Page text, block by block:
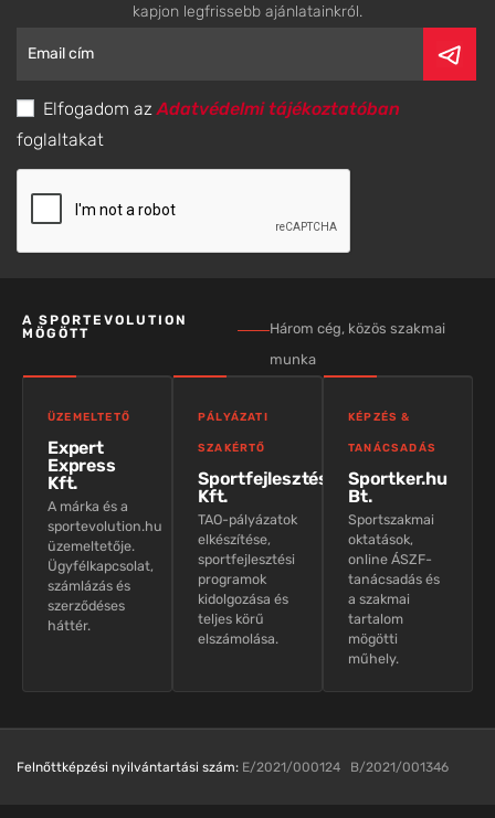
kapjon legfrissebb ajánlatainkról.
Elfogadom azAdatvédelmi tájékoztatóban
foglaltakat
A SPORTEVOLUTION
MÖGÖTT
Három cég, közös szakmai
munka
ÜZEMELTETŐ
Expert
Express
Kft.
A márka és a
sportevolution.hu
üzemeltetője.
Ügyfélkapcsolat,
számlázás és
szerződéses
háttér.
PÁLYÁZATI
SZAKÉRTŐ
Sportfejlesztés
Kft.
TAO-pályázatok
elkészítése,
sportfejlesztési
programok
kidolgozása és
teljes körű
elszámolása.
KÉPZÉS &
TANÁCSADÁS
Sportker.hu
Bt.
Sportszakmai
oktatások,
online ÁSZF-
tanácsadás és
a szakmai
tartalom
mögötti
műhely.
Felnőttképzési nyilvántartási szám: E/2021/000124 B/2021/001346